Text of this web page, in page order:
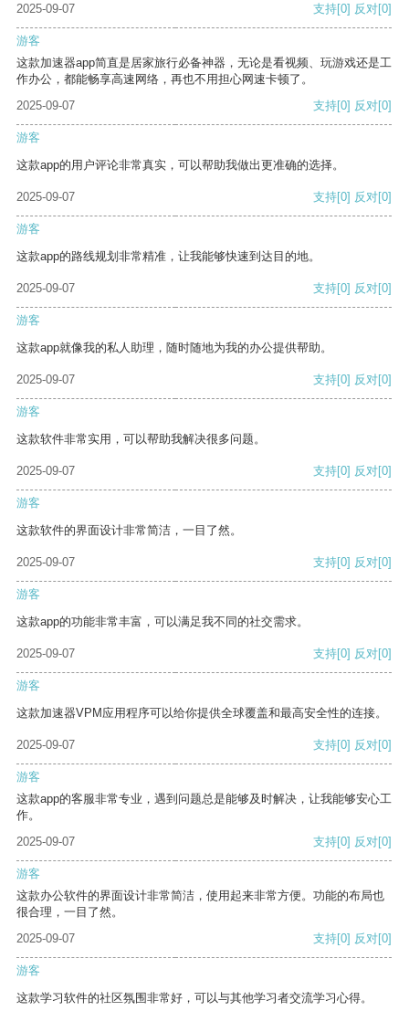
2025-09-07
支持[0] 反对[0]
游客
这款加速器app简直是居家旅行必备神器，无论是看视频、玩游戏还是工
作办公，都能畅享高速网络，再也不用担心网速卡顿了。
2025-09-07
支持[0] 反对[0]
游客
这款app的用户评论非常真实，可以帮助我做出更准确的选择。
2025-09-07 支持[0] 反对[0]
游客
这款app的路线规划非常精准，让我能够快速到达目的地。
2025-09-07 支持[0] 反对[0]
游客
这款app就像我的私人助理，随时随地为我的办公提供帮助。
2025-09-07 支持[0] 反对[0]
游客
这款软件非常实用，可以帮助我解决很多问题。
2025-09-07 支持[0] 反对[0]
游客
这款软件的界面设计非常简洁，一目了然。
2025-09-07 支持[0] 反对[0]
游客
这款app的功能非常丰富，可以满足我不同的社交需求。
2025-09-07 支持[0] 反对[0]
游客
这款加速器VPM应用程序可以给你提供全球覆盖和最高安全性的连接。
2025-09-07 支持[0] 反对[0]
游客
这款app的客服非常专业，遇到问题总是能够及时解决，让我能够安心工
作。
2025-09-07
支持[0] 反对[0]
游客
这款办公软件的界面设计非常简洁，使用起来非常方便。功能的布局也
很合理，一目了然。
2025-09-07
支持[0] 反对[0]
游客
这款学习软件的社区氛围非常好，可以与其他学习者交流学习心得。